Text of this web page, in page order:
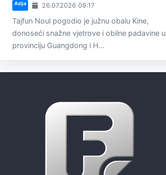
Azija 26.07.2026 09:17
Tajfun Noul pogodio je južnu obalu Kine,
donoseći snažne vjetrove i obilne padavine u
provinciju Guangdong i H...